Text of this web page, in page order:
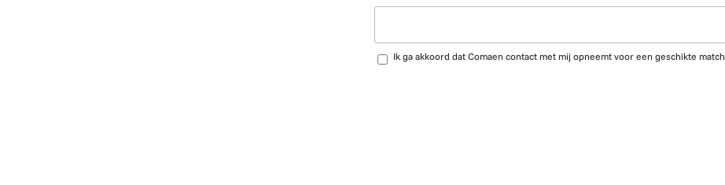
Ik ga akkoord dat Comaen contact met mij opneemt voor een geschikte match